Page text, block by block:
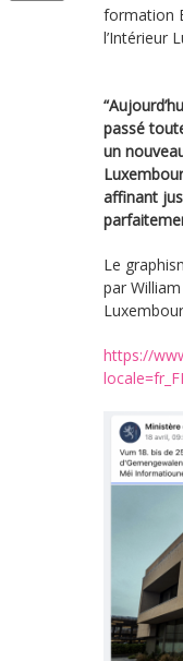
formation
l’Intérieur
passé
un
affinant
Le
par
https://